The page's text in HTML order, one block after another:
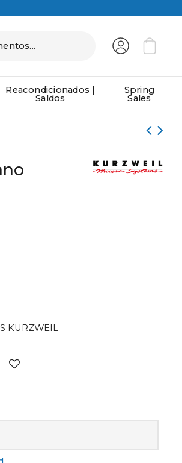
Reacondicionados |
Saldos
Spring
Sales
KURZWEIL